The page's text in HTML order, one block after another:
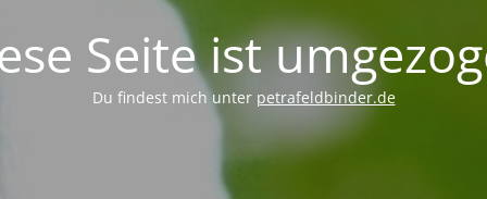
Seite ist
Du findest mich unter petrafeldbinder.de